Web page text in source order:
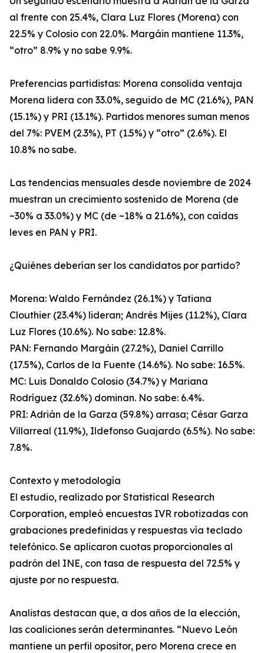
al frente con 25.4%, Clara Luz Flores (Morena) con
22.5% y Colosio con 22.0%. Margáin mantiene 11.3%,
“otro” 8.9% y no sabe 9.9%.
Preferencias partidistas: Morena consolida ventaja
Morena lidera con 33.0%, seguido de MC (21.6%), PAN
(15.1%) y PRI (13.1%). Partidos menores suman menos
del 7%: PVEM (2.3%), PT (1.5%) y “otro” (2.6%). El
10.8% no sabe.
Las tendencias mensuales desde noviembre de 2024
muestran un crecimiento sostenido de Morena (de
~30% a 33.0%) y MC (de ~18% a 21.6%), con caídas
leves en PAN y PRI.
¿Quiénes deberían ser los candidatos por partido?
Morena: Waldo Fernández (26.1%) y Tatiana
Clouthier (23.4%) lideran; Andrés Mijes (11.2%), Clara
Luz Flores (10.6%). No sabe: 12.8%.
PAN: Fernando Margáin (27.2%), Daniel Carrillo
(17.5%), Carlos de la Fuente (14.6%). No sabe: 16.5%.
MC: Luis Donaldo Colosio (34.7%) y Mariana
Rodríguez (32.6%) dominan. No sabe: 6.4%.
PRI: Adrián de la Garza (59.8%) arrasa; César Garza
Villarreal (11.9%), Ildefonso Guajardo (6.5%). No sabe:
7.8%.
Contexto y metodología
El estudio, realizado por Statistical Research
Corporation, empleó encuestas IVR robotizadas con
grabaciones predefinidas y respuestas vía teclado
telefónico. Se aplicaron cuotas proporcionales al
padrón del INE, con tasa de respuesta del 72.5% y
ajuste por no respuesta.
Analistas destacan que, a dos años de la elección,
las coaliciones serán determinantes. “Nuevo León
mantiene un perfil opositor, pero Morena crece en